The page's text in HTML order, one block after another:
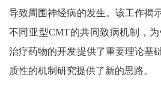
导致周围神经病的发生。该工作揭
不同亚型CMT的共同致病机制，
治疗药物的开发提供了重要理论基
质性的机制研究提供了新的思路。